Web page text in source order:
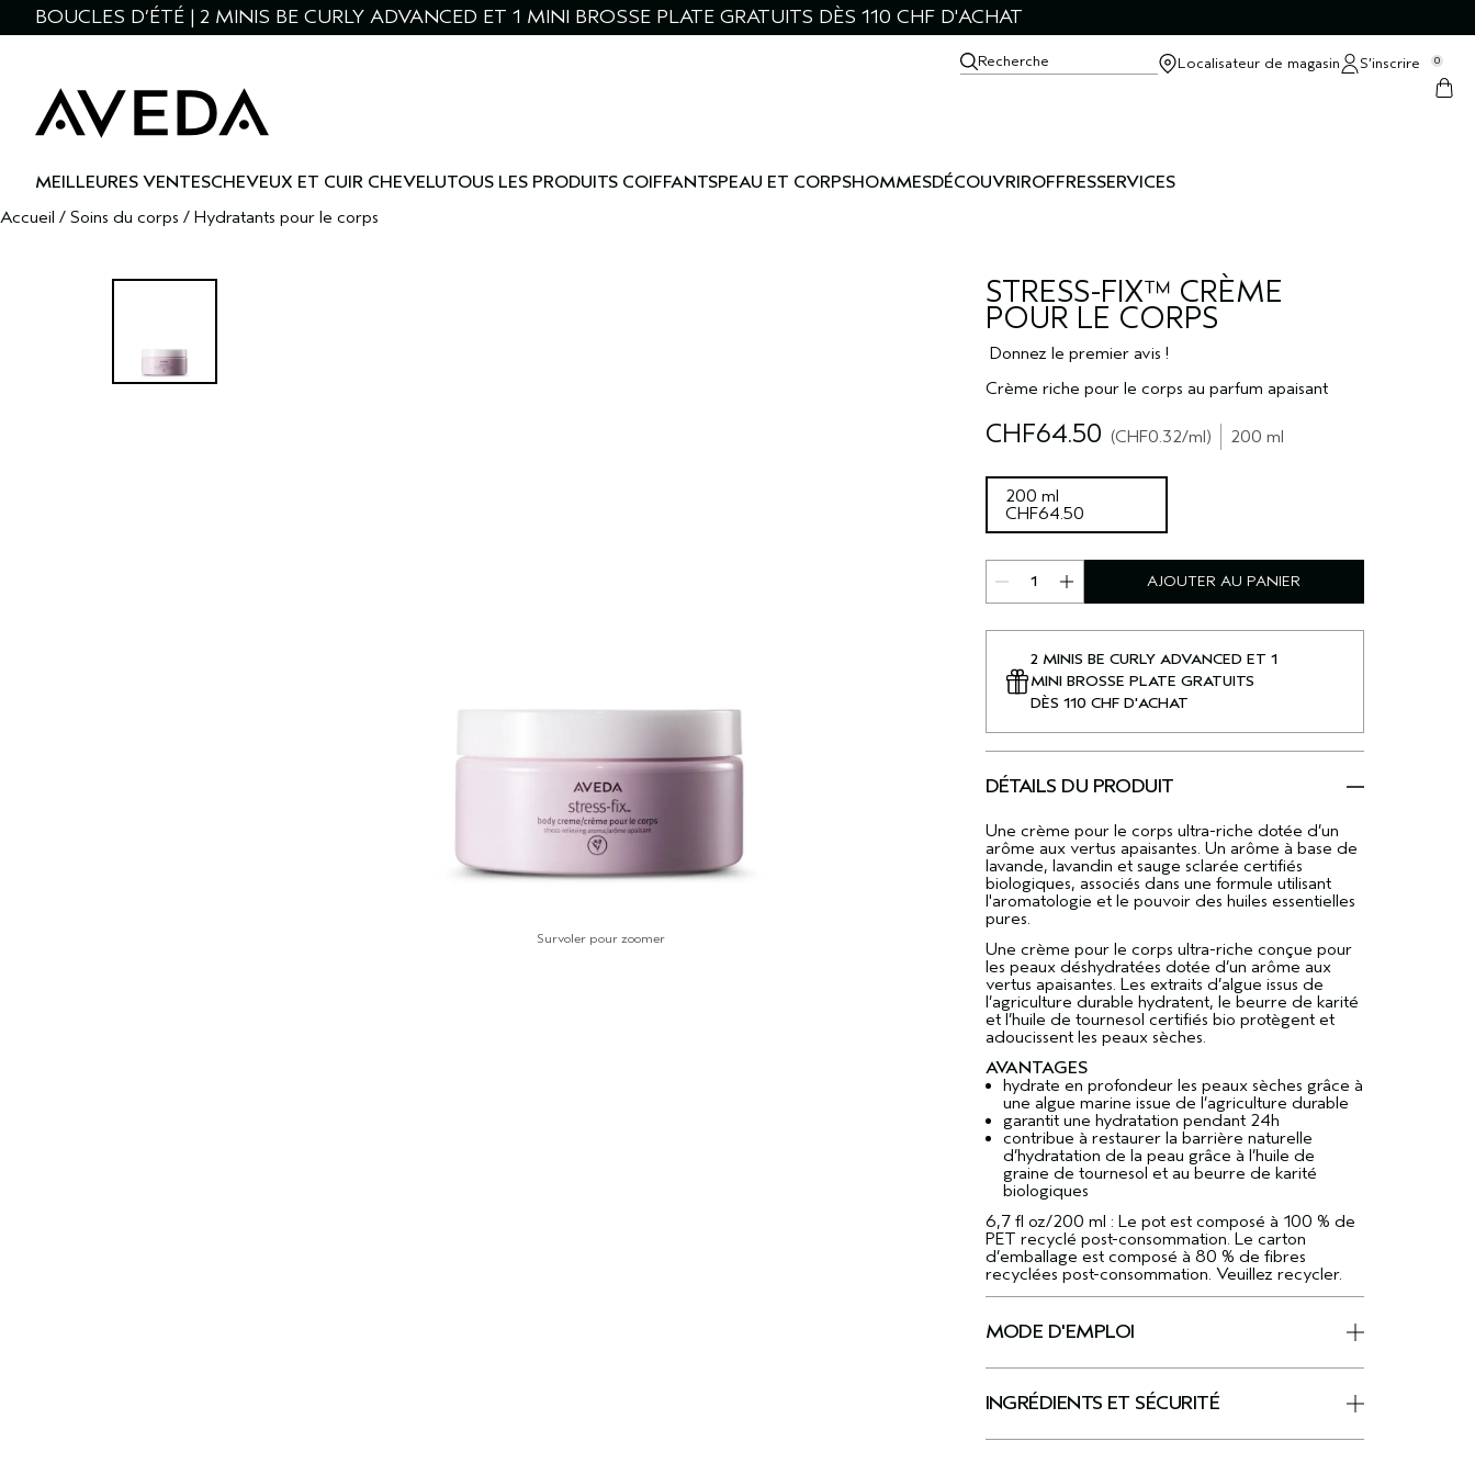
BOUCLES D’ÉTÉ | 2 MINIS BE CURLY ADVANCED ET 1 MINI BROSSE PLATE GRATUITS DÈS 110 CHF D'ACHAT
Recherche Localisateur de magasin S’inscrire 0
MEILLEURES VENTESCHEVEUX ET CUIR CHEVELUTOUS LES PRODUITS COIFFANTSPEAU ET CORPSHOMMESDÉCOUVRIROFFRESSERVICES
Accueil / Soins du corps / Hydratants pour le corps
STRESS-FIX™ CRÈME
POUR LE CORPS
Donnez le premier avis !
Crème riche pour le corps au parfum apaisant
Survoler pour zoomer
CHF64.50 CHF0.32/ml 200 ml
200 ml
CHF64.50
AJOUTER AU PANIER
2 MINIS BE CURLY ADVANCED ET 1
MINI BROSSE PLATE GRATUITS
DÈS 110 CHF D'ACHAT
DÉTAILS DU PRODUIT
Une crème pour le corps ultra-riche dotée d’un
arôme aux vertus apaisantes. Un arôme à base de
lavande, lavandin et sauge sclarée certifiés
biologiques, associés dans une formule utilisant
l'aromatologie et le pouvoir des huiles essentielles
pures.
Une crème pour le corps ultra-riche conçue pour
les peaux déshydratées dotée d’un arôme aux
vertus apaisantes. Les extraits d’algue issus de
l’agriculture durable hydratent, le beurre de karité
et l’huile de tournesol certifiés bio protègent et
adoucissent les peaux sèches.
AVANTAGES
hydrate en profondeur les peaux sèches grâce à
une algue marine issue de l’agriculture durable
garantit une hydratation pendant 24h
contribue à restaurer la barrière naturelle
d’hydratation de la peau grâce à l’huile de
graine de tournesol et au beurre de karité
biologiques
6,7 fl oz/200 ml : Le pot est composé à 100 % de
PET recyclé post-consommation. Le carton
d’emballage est composé à 80 % de fibres
recyclées post-consommation. Veuillez recycler.
MODE D'EMPLOI
INGRÉDIENTS ET SÉCURITÉ